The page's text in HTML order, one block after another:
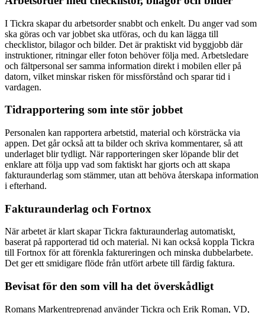
I Tickra skapar du arbetsorder snabbt och enkelt. Du anger vad som
ska göras och var jobbet ska utföras, och du kan lägga till
checklistor, bilagor och bilder. Det är praktiskt vid byggjobb där
instruktioner, ritningar eller foton behöver följa med. Arbetsledare
och fältpersonal ser samma information direkt i mobilen eller på
datorn, vilket minskar risken för missförstånd och sparar tid i
vardagen.
Tidrapportering som inte stör jobbet
Personalen kan rapportera arbetstid, material och körsträcka via
appen. Det går också att ta bilder och skriva kommentarer, så att
underlaget blir tydligt. När rapporteringen sker löpande blir det
enklare att följa upp vad som faktiskt har gjorts och att skapa
fakturaunderlag som stämmer, utan att behöva återskapa information
i efterhand.
Fakturaunderlag och Fortnox
När arbetet är klart skapar Tickra fakturaunderlag automatiskt,
baserat på rapporterad tid och material. Ni kan också koppla Tickra
till Fortnox för att förenkla faktureringen och minska dubbelarbete.
Det ger ett smidigare flöde från utfört arbete till färdig faktura.
Bevisat för den som vill ha det överskådligt
Romans Markentreprenad använder Tickra och Erik Roman, VD,